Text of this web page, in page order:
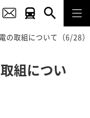
の取組について（6/28）
組につい